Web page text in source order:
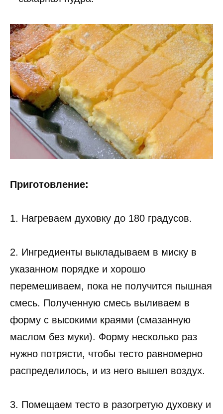
Приготовление:
1. Нагреваем духовку до 180 градусов.
2. Ингредиенты выкладываем в миску в
указанном порядке и хорошо
перемешиваем, пока не получится пышная
смесь. Полученную смесь выливаем в
форму с высокими краями (смазанную
маслом без муки). Форму несколько раз
нужно потрясти, чтобы тесто равномерно
распределилось, и из него вышел воздух.
3. Помещаем тесто в разогретую духовку и